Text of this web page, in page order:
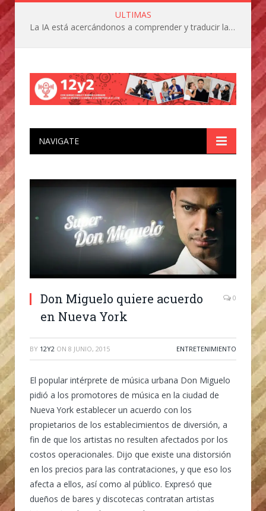
ULTIMAS
La IA está acercándonos a comprender y traducir las vocalizaciones y comportamientos de nuestras mascotas
NAVIGATE
Don Miguelo quiere acuerdo
en Nueva York
0
BY 12Y2 ON 8 JUNIO, 2015 ENTRETENIMIENTO
El popular intérprete de música urbana Don Miguelo
pidió a los promotores de música en la ciudad de
Nueva York establecer un acuerdo con los
propietarios de los establecimientos de diversión, a
fin de que los artistas no resulten afectados por los
costos operacionales. Dijo que existe una distorsión
en los precios para las contrataciones, y que eso los
afecta a ellos, así como al público. Expresó que
dueños de bares y discotecas contratan artistas